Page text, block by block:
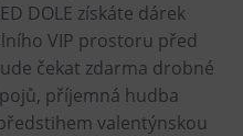
Techniki
DOLE získáte dárek
VIP prostoru před
čekat zdarma drobné
příjemná hudba
valentýnskou